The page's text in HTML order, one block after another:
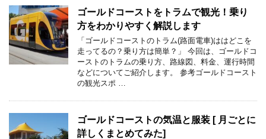
ゴールドコーストをトラムで観光！乗り
方をわかりやすく解説します
「ゴールドコーストのトラム(路面電車)ははどこを
走ってるの？乗り方は簡単？」 今回は、ゴールドコ
ーストのトラムの乗り方、路線図、料金、運行時間
などについてご紹介します。 参考ゴールドコースト
の観光スポ …
ゴールドコーストの気温と服装 [ 月ごとに
詳しくまとめてみた]